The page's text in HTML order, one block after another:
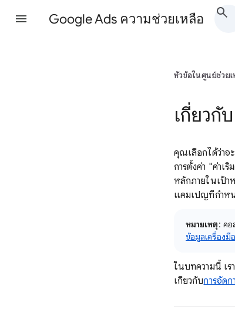
Google Ads ความช่วยเหลือ
หัวข้อในศูนย์ช่วย
เกี่ยวกั
คุณเลือกได้ว่าจ
การตั้งค่า "ค่าเ
หลักภายในเป้า
แคมเปญที่กำห
หมายเหตุ: ค
ข้อมูลเครื่องมื
ในบทความนี้ เร
เกี่ยวกับการจัด